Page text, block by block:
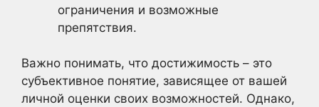
ограничения и возможные
препятствия.
Важно понимать, что достижимость – это
субъективное понятие, зависящее от вашей
личной оценки своих возможностей. Однако,